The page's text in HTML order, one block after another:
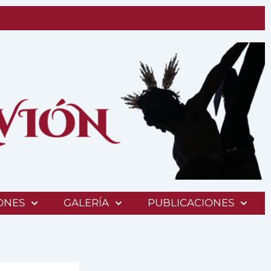
GALERÍA PUBLICACIONES